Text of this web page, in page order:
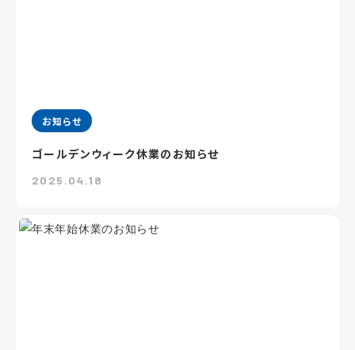
お知らせ
ゴールデンウィーク休業のお知らせ
2025.04.18